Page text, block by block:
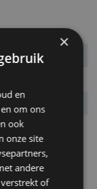
pk)
×
en
om ons
ook
onze site
andere
of